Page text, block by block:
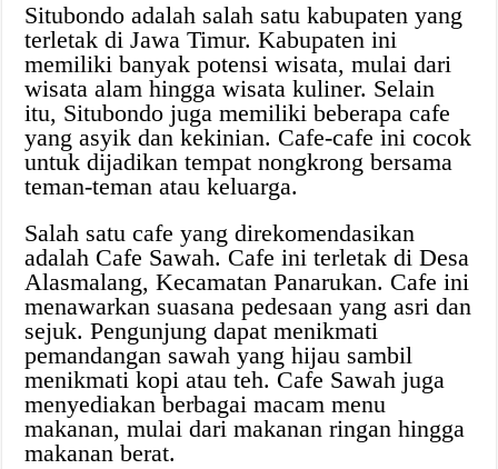
Situbondo adalah salah satu kabupaten yang
terletak di Jawa Timur. Kabupaten ini
memiliki banyak potensi wisata, mulai dari
wisata alam hingga wisata kuliner. Selain
itu, Situbondo juga memiliki beberapa cafe
yang asyik dan kekinian. Cafe-cafe ini cocok
untuk dijadikan tempat nongkrong bersama
teman-teman atau keluarga.
Salah satu cafe yang direkomendasikan
adalah Cafe Sawah. Cafe ini terletak di Desa
Alasmalang, Kecamatan Panarukan. Cafe ini
menawarkan suasana pedesaan yang asri dan
sejuk. Pengunjung dapat menikmati
pemandangan sawah yang hijau sambil
menikmati kopi atau teh. Cafe Sawah juga
menyediakan berbagai macam menu
makanan, mulai dari makanan ringan hingga
makanan berat.